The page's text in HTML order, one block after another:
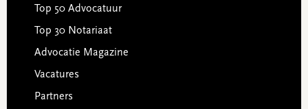
Top 50 Advocatuur
Top 30 Notariaat
Advocatie Magazine
Vacatures
Partners